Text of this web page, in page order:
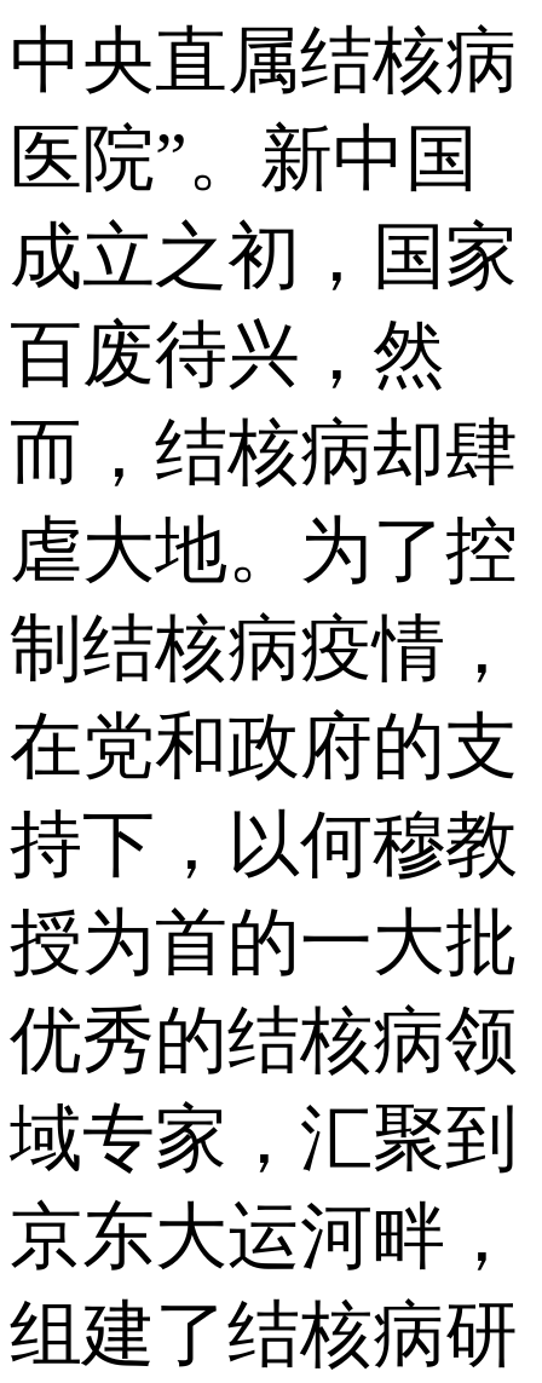
中央直属结核病
医院”。新中国
成立之初，国家
百废待兴，然
而，结核病却肆
虐大地。为了控
制结核病疫情，
在党和政府的支
持下，以何穆教
授为首的一大批
优秀的结核病领
域专家，汇聚到
京东大运河畔，
组建了结核病研